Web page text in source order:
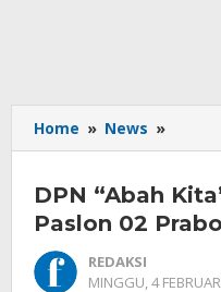
Home » News »
"Abah
DPN “Abah
Paslon 02
REDAKSI
MINGGU, 4